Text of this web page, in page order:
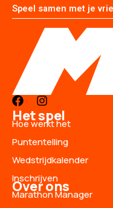
Speel samen met je
F
a
c
b
o
k
I
n
s
a
g
r
a
m
Het spel
Hoe werkt het
Puntentelling
Wedstrijdkalender
Inschrijven
Over ons
Marathon Manager